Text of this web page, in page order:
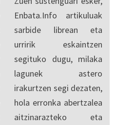
Enbata.Info artikuluak
sarbide librean eta
urririk eskaintzen
segituko dugu, milaka
lagunek astero
irakurtzen segi dezaten,
hola erronka abertzalea
aitzinarazteko eta